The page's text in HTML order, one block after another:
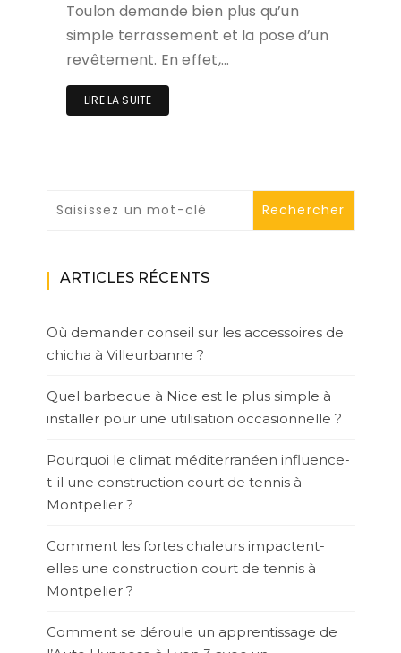
Toulon demande bien plus qu’un
simple terrassement et la pose d’un
revêtement. En effet,…
LIRE LA SUITE
ARTICLES RÉCENTS
Où demander conseil sur les accessoires de
chicha à Villeurbanne ?
Quel barbecue à Nice est le plus simple à
installer pour une utilisation occasionnelle ?
Pourquoi le climat méditerranéen influence-
t-il une construction court de tennis à
Montpelier ?
Comment les fortes chaleurs impactent-
elles une construction court de tennis à
Montpelier ?
Comment se déroule un apprentissage de